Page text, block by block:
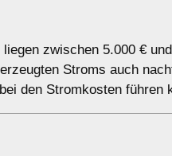
zwischen 5.000 €
Stroms auch
den Stromkosten führen